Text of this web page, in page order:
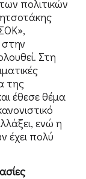
πολιτικών
Στη
της
έθεσε θέμα
ενώ η
έχει πολύ